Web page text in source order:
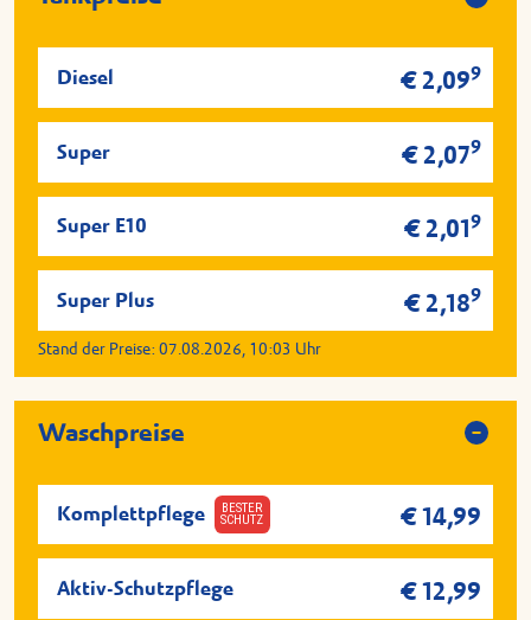
Diesel € 2,099
Super € 2,079
Super E10 € 2,019
Super Plus € 2,189
Stand der Preise: 07.08.2026, 10:03 Uhr
Waschpreise
Komplettpflege BESTER
SCHUTZ € 14,99
Aktiv-Schutzpflege € 12,99